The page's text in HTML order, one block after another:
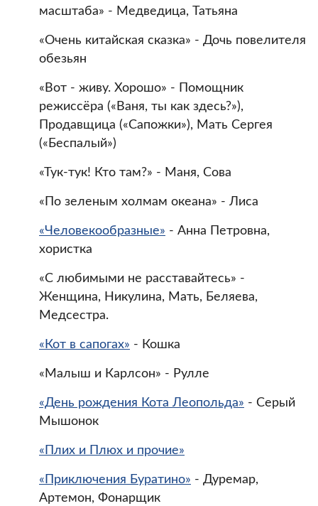
масштаба» - Медведица, Татьяна
«Очень китайская сказка» - Дочь повелителя
обезьян
«Вот - живу. Хорошо» - Помощник
режиссёра («Ваня, ты как здесь?»),
Продавщица («Сапожки»), Мать Сергея
(«Беспалый»)
«Тук-тук! Кто там?» - Маня, Сова
«По зеленым холмам океана» - Лиса
«Человекообразные» - Анна Петровна,
хористка
«С любимыми не расставайтесь» -
Женщина, Никулина, Мать, Беляева,
Медсестра.
«Кот в сапогах» - Кошка
«Малыш и Карлсон» - Рулле
«День рождения Кота Леопольда» - Серый
Мышонок
«Плих и Плюх и прочие»
«Приключения Буратино» - Дуремар,
Артемон, Фонарщик